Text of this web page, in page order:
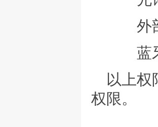
外部
蓝牙
以上
权限。